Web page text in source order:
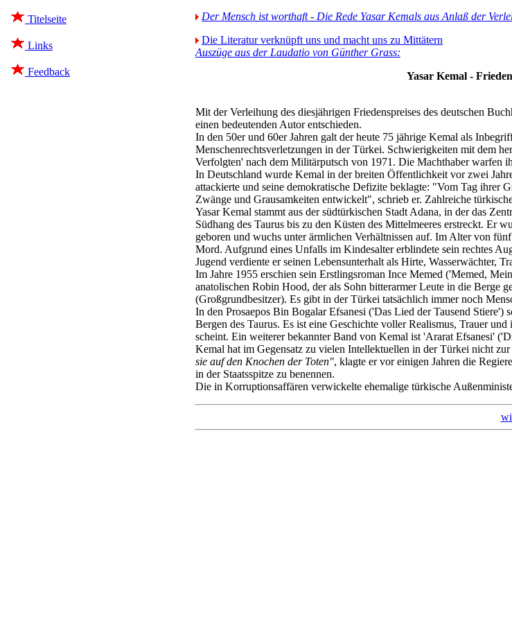
Titelseite
Links
Feedback
Der Mensch ist worthaft - Die Rede Yasar Kemals aus Anlaß der
Die Literatur verknüpft uns und macht uns zu Mittätern
Auszüge aus der Laudatio von Günther Grass:
Yasar Kemal -
Mit der Verleihung des diesjährigen Friedenspreises des deutschen
einen bedeutenden Autor entschieden.
In den 50er und 60er Jahren galt der heute 75 jährige Kemal als
Menschenrechtsverletzungen in der Türkei. Schwierigkeiten mit dem
Verfolgten' nach dem Militärputsch von 1971. Die Machthaber warfen
In Deutschland wurde Kemal in der breiten Öffentlichkeit vor zwei
attackierte und seine demokratische Defizite beklagte: "Vom Tag ihrer
Zwänge und Grausamkeiten entwickelt", schrieb er. Zahlreiche
Yasar Kemal stammt aus der südtürkischen Stadt Adana, in der das
Südhang des Taurus bis zu den Küsten des Mittelmeeres erstreckt.
geboren und wuchs unter ärmlichen Verhältnissen auf. Im Alter von
Mord. Aufgrund eines Unfalls im Kindesalter erblindete sein rechtes
Jugend verdiente er seinen Lebensunterhalt als Hirte, Wasserwächter,
Im Jahre 1955 erschien sein Erstlingsroman Ince Memed ('Memed,
anatolischen Robin Hood, der als Sohn bitterarmer Leute in die Berge
(Großgrundbesitzer). Es gibt in der Türkei tatsächlich immer noch
In den Prosaepos Bin Bogalar Efsanesi ('Das Lied der Tausend
Bergen des Taurus. Es ist eine Geschichte voller Realismus, Trauer
scheint. Ein weiterer bekannter Band von Kemal ist 'Ararat Efsanesi'
Kemal hat im Gegensatz zu vielen Intellektuellen in der Türkei nicht
sie auf den Knochen der Toten", klagte er vor einigen Jahren die
in der Staatsspitze zu benennen.
Die in Korruptionsaffären verwickelte ehemalige türkische